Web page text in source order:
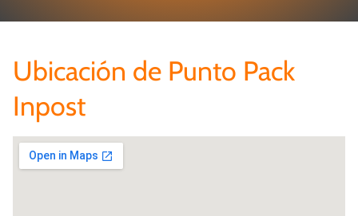
Ubicación de Punto Pack
Inpost